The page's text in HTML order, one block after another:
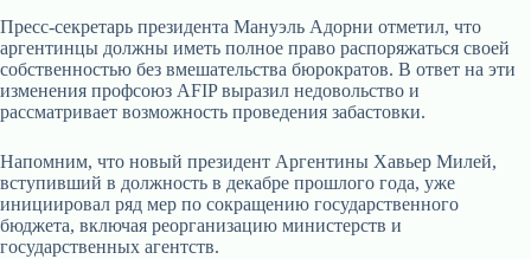
Пресс-секретарь президента Мануэль Адорни отметил, что
аргентинцы должны иметь полное право распоряжаться своей
собственностью без вмешательства бюрократов. В ответ на эти
изменения профсоюз AFIP выразил недовольство и
рассматривает возможность проведения забастовки.
Напомним, что новый президент Аргентины Хавьер Милей,
вступивший в должность в декабре прошлого года, уже
инициировал ряд мер по сокращению государственного
бюджета, включая реорганизацию министерств и
государственных агентств.